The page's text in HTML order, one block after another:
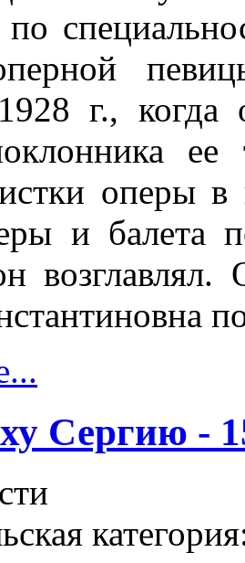
по
г.,
оперы в
и
возглавлял.
Сергию -